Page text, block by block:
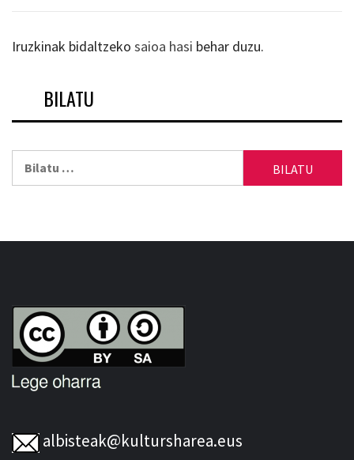
Iruzkinak bidaltzeko saioa hasi behar duzu.
BILATU
albisteak@kultursharea.eus